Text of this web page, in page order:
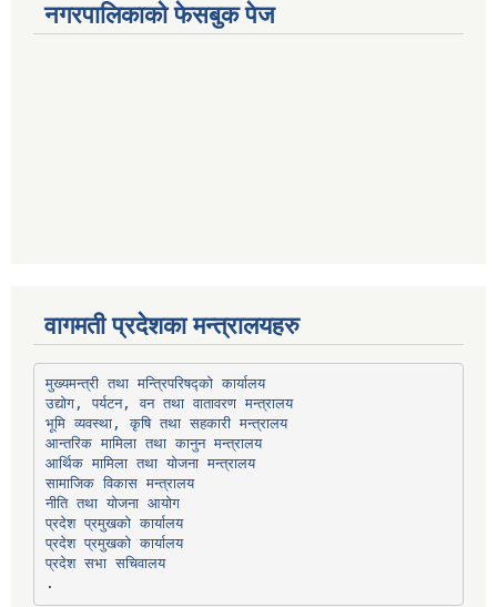
नगरपालिकाको फेसबुक पेज
वागमती प्रदेशका मन्त्रालयहरु
मुख्यमन्त्री तथा मन्त्रिपरिषद्को कार्यालय
उद्योग, पर्यटन, वन तथा वातावरण मन्त्रालय
भूमि व्यवस्था, कृषि तथा सहकारी मन्त्रालय
आन्तरिक मामिला तथा कानुन मन्त्रालय
आर्थिक मामिला तथा योजना मन्त्रालय
सामाजिक विकास मन्त्रालय
नीति तथा योजना आयोग
प्रदेश प्रमुखको कार्यालय
प्रदेश प्रमुखको कार्यालय
प्रदेश सभा सचिवालय